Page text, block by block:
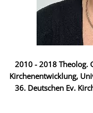
2010 - 2018 Theolog.
Kirchenentwicklung,
36. Deutschen Ev.